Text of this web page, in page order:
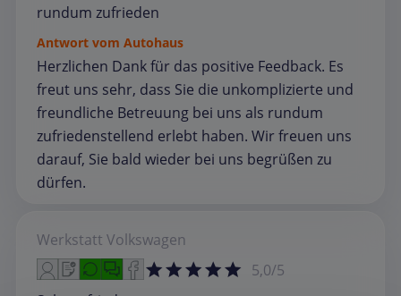
rundum zufrieden
Antwort vom Autohaus
Herzlichen Dank für das positive Feedback. Es
freut uns sehr, dass Sie die unkomplizierte und
freundliche Betreuung bei uns als rundum
zufriedenstellend erlebt haben. Wir freuen uns
darauf, Sie bald wieder bei uns begrüßen zu
dürfen.
Werkstatt Volkswagen
5,0/5